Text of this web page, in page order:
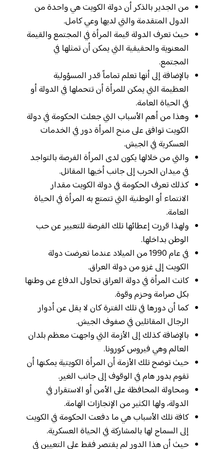
من الجدير بالذكر أن دولة الكويت هي واحدة من
الدول المتقدمة والتي لديها وعي كامل.
حيث تعرف الدولة قيمة المرأة في المجتمع والقيمة
المعنوية والحقيقية التي يمكن أن تمثلها في
المجتمع.
بالإضافة إلى أنها تعلم تماماً قدر المسؤولية
العظيمة التي يمكن للمرأة أن تتحملها في الدولة أو
في الحياة العامة.
وهذا من أهم الأسباب التي جعلت الحكومة في دولة
الكويت توافق على منح المرأة دور في الخدمات
العسكرية في الجيش.
والتي من خلالها يكون لدى المرأة الفرصة بالتواجد
في ميدان الحرب إلى جانب أخيها المقاتل.
كذلك تعرف الحكومة في دولة الكويت مقدار
الانتماء أو الوطنية التي تتمتع به المرأة في الحياة
العامة.
ولهذا قررت إعطائها تلك الفرصة للتعبير عن حب
الوطن بداخلها.
في عام 1990 من الميلاد عندما تعرضت دولة
الكويت إلى غزو من دولة العراق.
كانت المرأة في دولة العراق تحاول الدفاع عن وطنها
بكل صرامة وحزم وقوة.
كما أن دورها في تلك الفترة كان لا يقل عن أدوار
الرجال المقاتلين في صفوف الجيش.
بالإضافة كذلك إلى الأزمة التي واجهت معظم بلدان
العالم وهي فيروس كورونا.
حيث توضح تلك الأزمة أن المرأة الكويتية يمكنها أن
تقوم بدور هام في الوقوف إلى جانب الغير.
ومحاولة المحافظة على الأمن أو الاستقرار في
الدولة، ولها الكثير من الإنجازات الهامة.
كافة تلك الأسباب هي ما دفعت الحكومة في الكويت
إلى السماح لها بالمشاركة في الحياة العسكرية.
حيث أن هذا الدور لم يقتصر فقط على التعيين في